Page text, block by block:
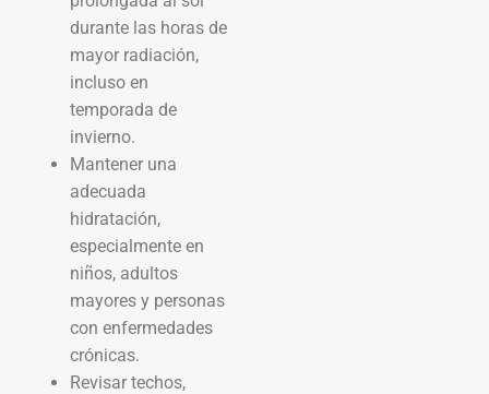
durante las horas de
mayor radiación,
incluso en
temporada de
invierno.
Mantener una
adecuada
hidratación,
especialmente en
niños, adultos
mayores y personas
con enfermedades
crónicas.
Revisar techos,